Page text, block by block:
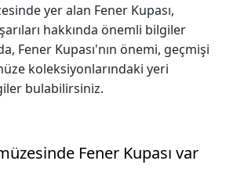
yer alan Fener Kupası,
hakkında önemli bilgiler
Fener Kupası'nın önemi, geçmişi
koleksiyonlarındaki yeri
bulabilirsiniz.
Fener Kupası var